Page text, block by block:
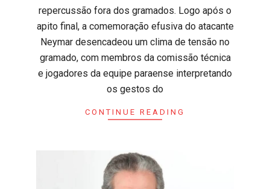
repercussão fora dos gramados. Logo após o
apito final, a comemoração efusiva do atacante
Neymar desencadeou um clima de tensão no
gramado, com membros da comissão técnica
e jogadores da equipe paraense interpretando
os gestos do
CONTINUE READING